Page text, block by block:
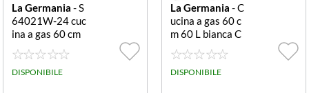
La Germania - S
64021W-24 cuc
ina a gas 60 cm
60 L bianca Cuci
na estetica bian
ca, forno a gas, p
DISPONIBILE
La Germania - C
ucina a gas 60 c
m 60 L bianca C
ucina estetica bi
anca, forno a ga
s, piano lavoro 4
DISPONIBILE